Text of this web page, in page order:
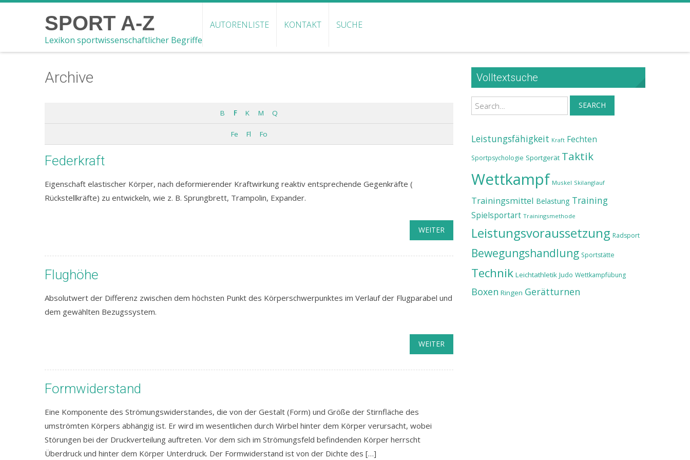
SPORT A-Z
Lexikon sportwissenschaftlicher Begriffe
AUTORENLISTE KONTAKT SUCHE
Archive
B F K M Q
Fe Fl Fo
Federkraft
Eigenschaft elastischer Körper, nach deformierender Kraftwirkung reaktiv entsprechende Gegenkräfte (
Rückstellkräfte) zu entwickeln, wie z. B. Sprungbrett, Trampolin, Expander.
WEITER
Flughöhe
Absolutwert der Differenz zwischen dem höchsten Punkt des Körperschwerpunktes im Verlauf der Flugparabel und
dem gewählten Bezugssystem.
WEITER
Formwiderstand
Eine Komponente des Strömungswiderstandes, die von der Gestalt (Form) und Größe der Stirnfläche des
umströmten Körpers abhängig ist. Er wird im wesentlichen durch Wirbel hinter dem Körper verursacht, wobei
Störungen bei der Druckverteilung auftreten. Vor dem sich im Strömungsfeld befindenden Körper herrscht
Überdruck und hinter dem Körper Unterdruck. Der Formwiderstand ist von der Dichte des […]
Volltextsuche
Search SEARCH
Leistungsfähigkeit Kraft Fechten
Sportpsychologie Sportgerät Taktik
Wettkampf Muskel Skilanglauf
Trainingsmittel Belastung Training
Spielsportart Trainingsmethode
Leistungsvoraussetzung Radsport
Bewegungshandlung Sportstätte
Technik Leichtathletik Judo Wettkampfübung
Boxen Ringen Gerätturnen